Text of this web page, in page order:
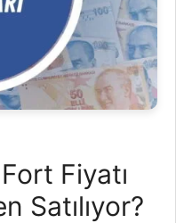
Fiyatı
Satılıyor?